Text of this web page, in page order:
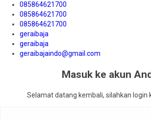
085864621700
085864621700
085864621700
geraibaja
geraibaja
geraibajaindo@gmail.com
Masuk ke akun
Selamat datang kembali, silahkan login